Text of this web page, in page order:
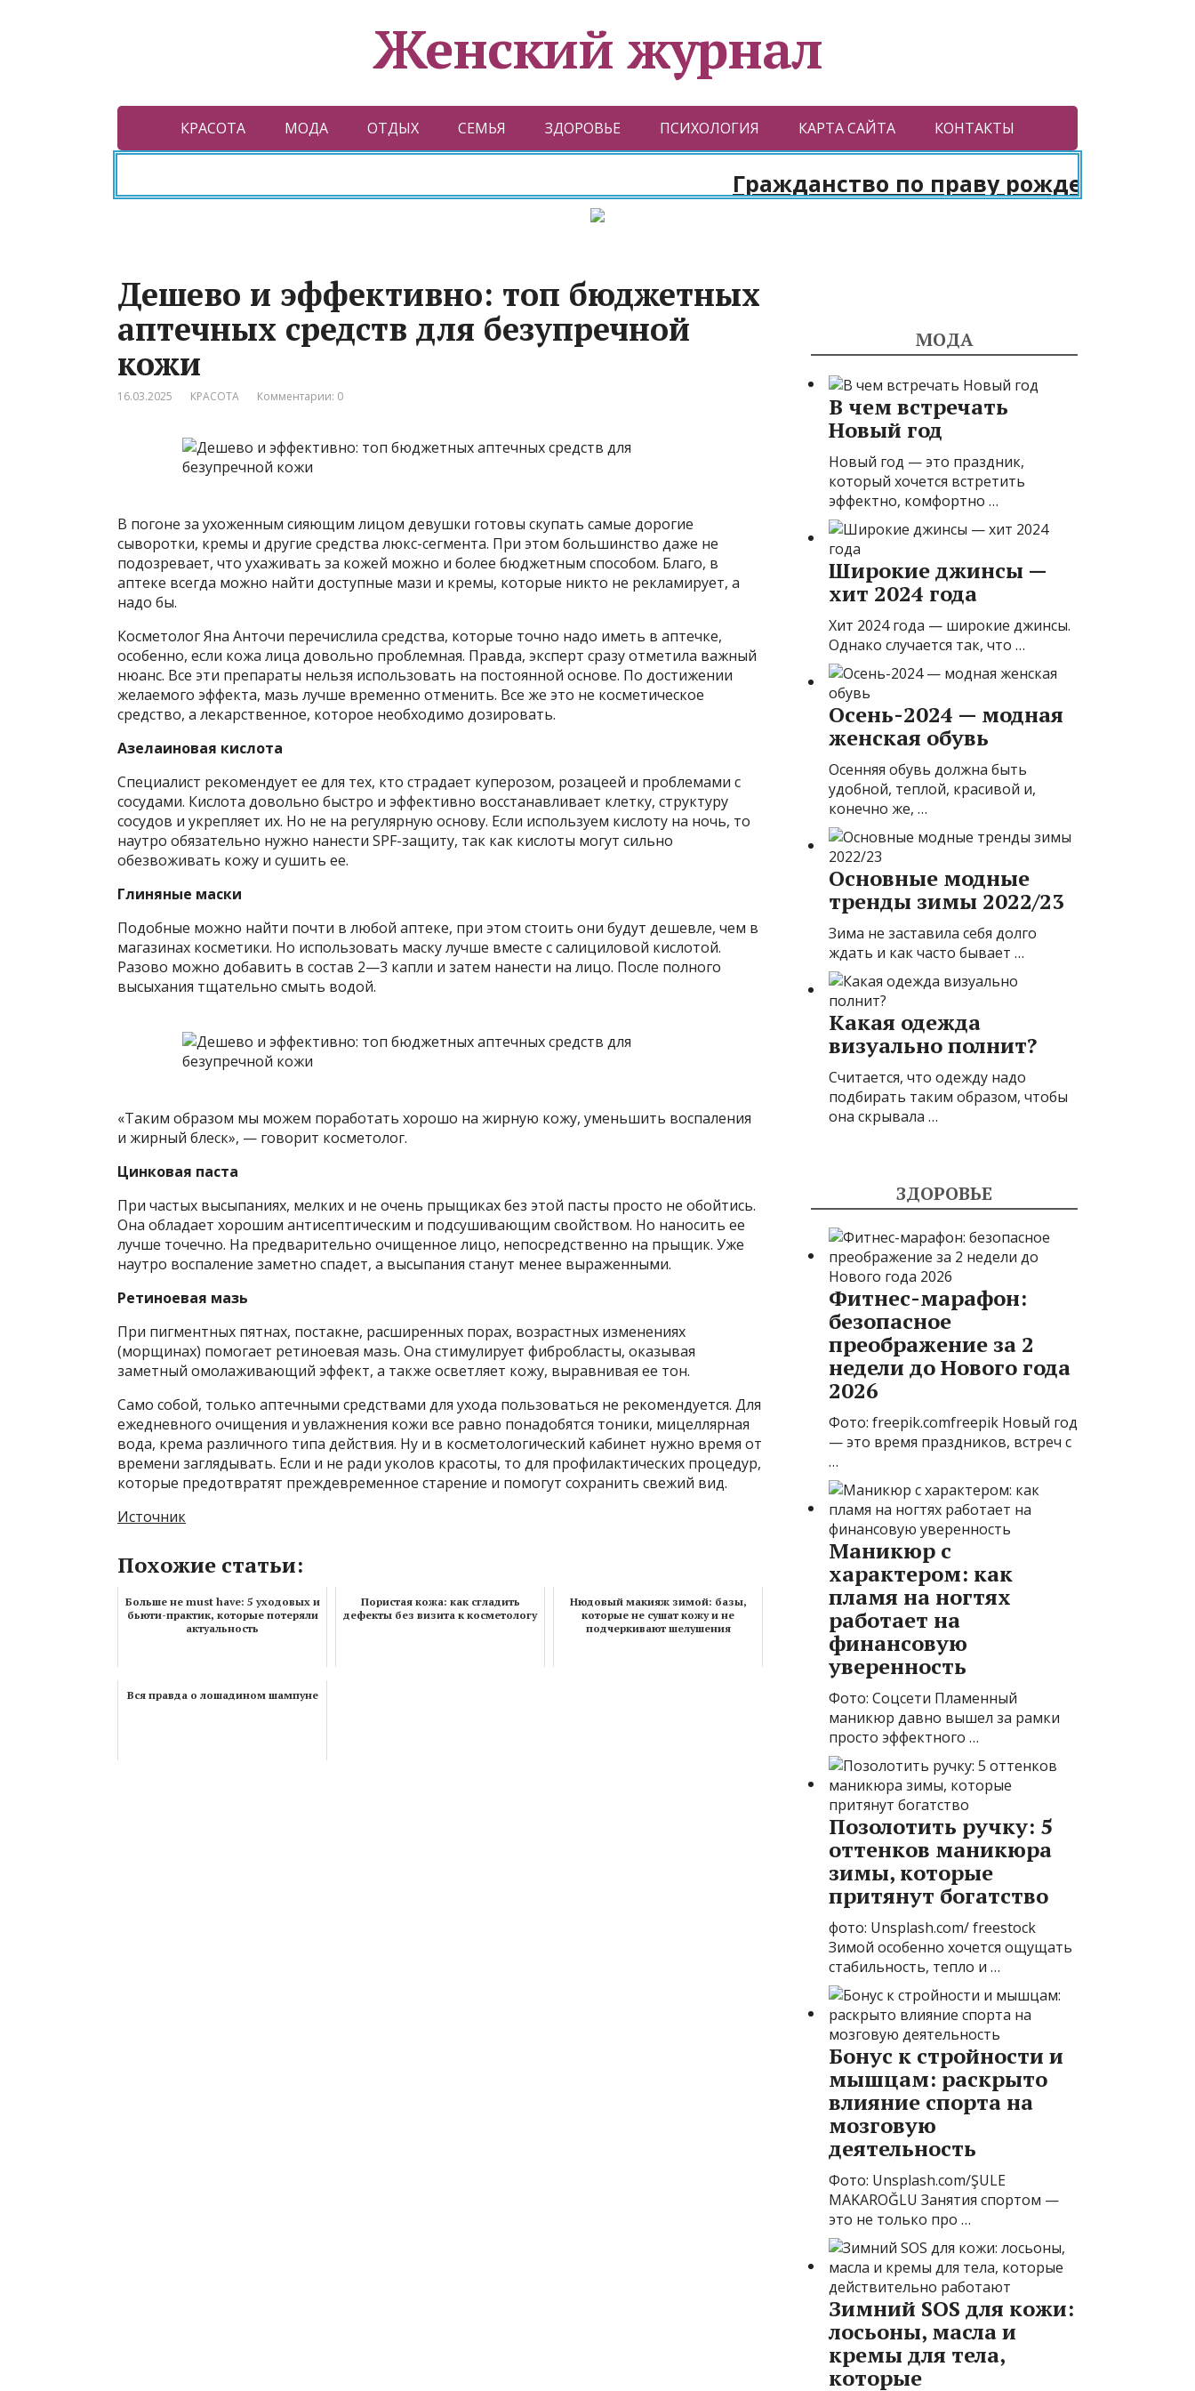
Женский журнал
КРАСОТА МОДА ОТДЫХ СЕМЬЯ ЗДОРОВЬЕ ПСИХОЛОГИЯ КАРТА САЙТА КОНТАКТЫ
Гражданство по праву рождения.
Дешево и эффективно: топ бюджетных
аптечных средств для безупречной
кожи
16.03.2025 КРАСОТА Комментарии: 0
В погоне за ухоженным сияющим лицом девушки готовы скупать самые дорогие
сыворотки, кремы и другие средства люкс-сегмента. При этом большинство даже не
подозревает, что ухаживать за кожей можно и более бюджетным способом. Благо, в
аптеке всегда можно найти доступные мази и кремы, которые никто не рекламирует, а
надо бы.
Косметолог Яна Анточи перечислила средства, которые точно надо иметь в аптечке,
особенно, если кожа лица довольно проблемная. Правда, эксперт сразу отметила важный
нюанс. Все эти препараты нельзя использовать на постоянной основе. По достижении
желаемого эффекта, мазь лучше временно отменить. Все же это не косметическое
средство, а лекарственное, которое необходимо дозировать.
Азелаиновая кислота
Специалист рекомендует ее для тех, кто страдает куперозом, розацеей и проблемами с
сосудами. Кислота довольно быстро и эффективно восстанавливает клетку, структуру
сосудов и укрепляет их. Но не на регулярную основу. Если используем кислоту на ночь, то
наутро обязательно нужно нанести SPF-защиту, так как кислоты могут сильно
обезвоживать кожу и сушить ее.
Глиняные маски
Подобные можно найти почти в любой аптеке, при этом стоить они будут дешевле, чем в
магазинах косметики. Но использовать маску лучше вместе с салициловой кислотой.
Разово можно добавить в состав 2—3 капли и затем нанести на лицо. После полного
высыхания тщательно смыть водой.
«Таким образом мы можем поработать хорошо на жирную кожу, уменьшить воспаления
и жирный блеск», — говорит косметолог.
Цинковая паста
При частых высыпаниях, мелких и не очень прыщиках без этой пасты просто не обойтись.
Она обладает хорошим антисептическим и подсушивающим свойством. Но наносить ее
лучше точечно. На предварительно очищенное лицо, непосредственно на прыщик. Уже
наутро воспаление заметно спадет, а высыпания станут менее выраженными.
Ретиноевая мазь
При пигментных пятнах, постакне, расширенных порах, возрастных изменениях
(морщинах) помогает ретиноевая мазь. Она стимулирует фибробласты, оказывая
заметный омолаживающий эффект, а также осветляет кожу, выравнивая ее тон.
Само собой, только аптечными средствами для ухода пользоваться не рекомендуется. Для
ежедневного очищения и увлажнения кожи все равно понадобятся тоники, мицеллярная
вода, крема различного типа действия. Ну и в косметологический кабинет нужно время от
времени заглядывать. Если и не ради уколов красоты, то для профилактических процедур,
которые предотвратят преждевременное старение и помогут сохранить свежий вид.
Источник
Похожие статьи:
Больше не must have: 5 уходовых и
бьюти-практик, которые потеряли
актуальность
Пористая кожа: как сгладить
дефекты без визита к косметологу
Нюдовый макияж зимой: базы,
которые не сушат кожу и не
подчеркивают шелушения
Вся правда о лошадином шампуне
МОДА
В чем встречать
Новый год
Новый год — это праздник,
который хочется встретить
эффектно, комфортно …
Широкие джинсы —
хит 2024 года
Хит 2024 года — широкие джинсы.
Однако случается так, что …
Осень-2024 — модная
женская обувь
Осенняя обувь должна быть
удобной, теплой, красивой и,
конечно же, …
Основные модные
тренды зимы 2022/23
Зима не заставила себя долго
ждать и как часто бывает …
Какая одежда
визуально полнит?
Считается, что одежду надо
подбирать таким образом, чтобы
она скрывала …
ЗДОРОВЬЕ
Фитнес-марафон:
безопасное
преображение за 2
недели до Нового года
2026
Фото: freepik.comfreepik Новый год
— это время праздников, встреч с
…
Маникюр с
характером: как
пламя на ногтях
работает на
финансовую
уверенность
Фото: Соцсети Пламенный
маникюр давно вышел за рамки
просто эффектного …
Позолотить ручку: 5
оттенков маникюра
зимы, которые
притянут богатство
фото: Unsplash.com/ freestock
Зимой особенно хочется ощущать
стабильность, тепло и …
Бонус к стройности и
мышцам: раскрыто
влияние спорта на
мозговую
деятельность
Фото: Unsplash.com/ŞULE
MAKAROĞLU Занятия спортом —
это не только про …
Зимний SOS для кожи:
лосьоны, масла и
кремы для тела,
которые